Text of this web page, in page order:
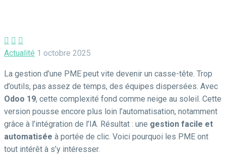
  
Actualité 1 octobre 2025
La gestion d’une PME peut vite devenir un casse-tête. Trop
d’outils, pas assez de temps, des équipes dispersées. Avec
Odoo 19, cette complexité fond comme neige au soleil. Cette
version pousse encore plus loin l’automatisation, notamment
grâce à l’intégration de l’IA. Résultat : une gestion facile et
automatisée à portée de clic. Voici pourquoi les PME ont
tout intérêt à s’y intéresser.